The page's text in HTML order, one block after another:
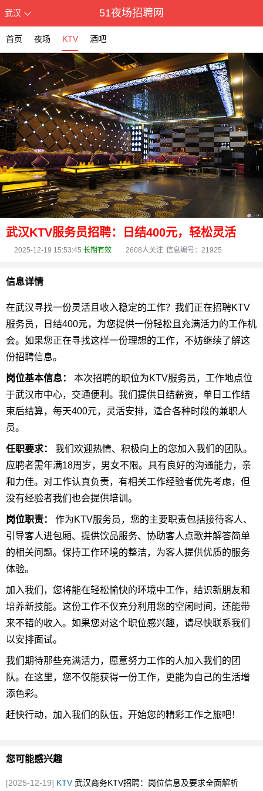
武汉 51夜场招聘网
首页 夜场 KTV 酒吧
武汉KTV服务员招聘：日结400元，轻松灵活
2025-12-19 15:53:45 长期有效 2608人关注 信息编号：21925
信息详情
在武汉寻找一份灵活且收入稳定的工作？我们正在招聘KTV
服务员，日结400元，为您提供一份轻松且充满活力的工作机
会。如果您正在寻找这样一份理想的工作，不妨继续了解这
份招聘信息。
岗位基本信息：
本次招聘的职位为KTV服务员，工作地点位
于武汉市中心，交通便利。我们提供日结薪资，单日工作结
束后结算，每天400元，灵活安排，适合各种时段的兼职人
员。
任职要求：
我们欢迎热情、积极向上的您加入我们的团队。
应聘者需年满18周岁，男女不限。具有良好的沟通能力，亲
和力佳。对工作认真负责，有相关工作经验者优先考虑，但
没有经验者我们也会提供培训。
岗位职责：
作为KTV服务员，您的主要职责包括接待客人、
引导客人进包厢、提供饮品服务、协助客人点歌并解答简单
的相关问题。保持工作环境的整洁，为客人提供优质的服务
体验。
加入我们，您将能在轻松愉快的环境中工作，结识新朋友和
培养新技能。这份工作不仅充分利用您的空闲时间，还能带
来不错的收入。如果您对这个职位感兴趣，请尽快联系我们
以安排面试。
我们期待那些充满活力，愿意努力工作的人加入我们的团
队。在这里，您不仅能获得一份工作，更能为自己的生活增
添色彩。
赶快行动，加入我们的队伍，开始您的精彩工作之旅吧！
您可能感兴趣
[2025-12-19] KTV 武汉商务KTV招聘：岗位信息及要求全面解析